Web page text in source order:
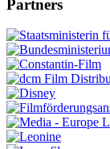
Partners